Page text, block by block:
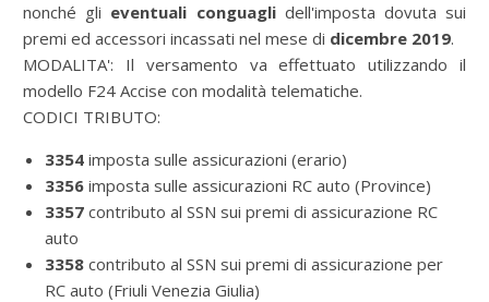
nonché gli eventuali conguaglidell'imposta dovuta sui
premi ed accessori incassati nel mese di dicembre 2019.
MODALITA': Il versamento va effettuato utilizzando il
modello F24 Accise con modalità telematiche.
CODICI TRIBUTO:
3354 imposta sulle assicurazioni (erario)
3356 imposta sulle assicurazioni RC auto (Province)
3357 contributo al SSN sui premi di assicurazione RC
auto
3358 contributo al SSN sui premi di assicurazione per
RC auto (Friuli Venezia Giulia)